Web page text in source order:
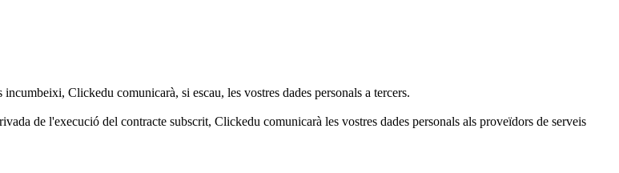
Clickedu comunicarà, si escau, les vostres dades personals a tercers.
de l'execució del contracte subscrit, Clickedu comunicarà les vostres dades personals als proveïdors de serveis